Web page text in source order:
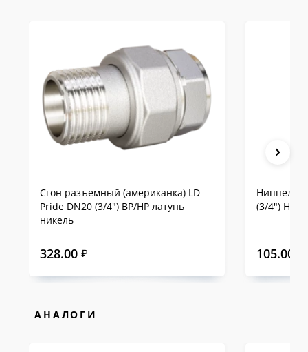
Сравнение LD Pride с
аналогами на примере
DN15
Сгон разъемный (американка) LD
Pride DN20 (3/4") ВР/НР латунь
никель
328.00 ₽
Ниппель
(3/4") НР/
105.00
АНАЛОГИ